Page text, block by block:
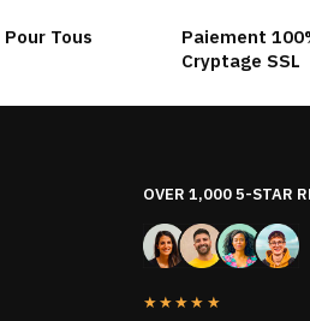
sur
Tous
Paiement
Cryptage SSL
OVER 1,000 5-STAR
★★★★★